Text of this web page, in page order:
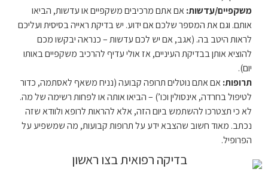
משקפיים/עדשות:אם אתם מרכיבים משקפיים או עדשות, הביאו
אותם. וגם את המספר שלכם אם ידוע. יש בדיקת ראייה בסיסית ועליכם
לראות היטב בה. (אגב, אם יש לכם עדשות – כנראה יבקשו מכם
להוציא אותן בבדיקת העיניים, אז אולי עדיף להרכיב משקפיים באותו
יום).
תרופות:אם אתם נוטלים תרופה קבועה (נניח משאף לאסתמה, כדור
לטיפול בחרדה, אינסולין וכו’) – הביאו אותה או לפחות רשימה של מה.
לא כי תצטרכו להשתמש ביום הזה, אלא להראות לרופא ולוודא שזה
נכתב. מאוד חשוב שהצבא ידע על תרופות קבועות, מה שמשפיע על
הפרופיל.